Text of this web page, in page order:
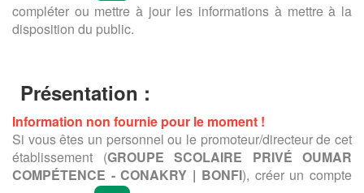
compléter ou mettre à jour les informations à mettre à la
disposition du public.
Présentation :
Information non fournie pour le moment !
Si vous êtes un personnel ou le promoteur/directeur de cet
établissement (GROUPE SCOLAIRE PRIVÉ OUMAR
COMPÉTENCE - CONAKRY | BONFI), créer un compte